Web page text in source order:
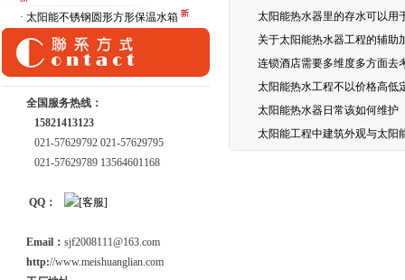
· 太阳能不锈钢圆形方形保温水箱
全国服务热线：
15821413123
021-57629792 021-57629795
021-57629789 13564601168
QQ：
Email： sjf2008111@163.com
http://www.meishuanglian.com
太阳能热水器里的存水可以用
关于太阳能热水器工程的辅助
连锁酒店需要多维度多方面去
太阳能热水工程不以价格高低
太阳能热水器日常该如何维护
太阳能工程中建筑外观与太阳